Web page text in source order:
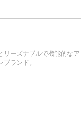
リーズナブルで機能的な
ブランド。